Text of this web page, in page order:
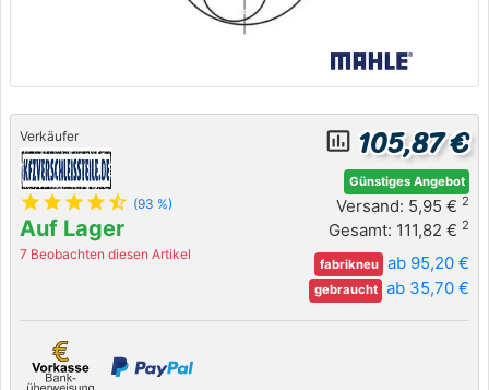
Verkäufer
star star star star star_half (93 %)
Auf Lager
7 Beobachten diesen Artikel
insert_chart_outlined 105,87 €
Günstiges Angebot
Versand: 5,95 € 2
Gesamt: 111,82 € 2
fabrikneu ab 95,20 €
gebraucht ab 35,70 €